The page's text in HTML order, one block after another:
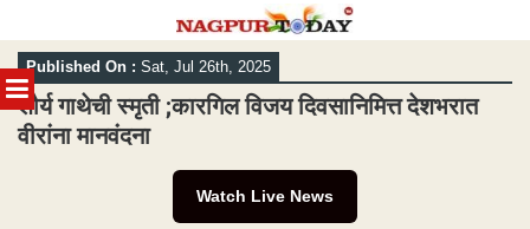
MENU
Skip
to
content
Published On : Sat, Jul 26th, 2025
शौर्य गाथेची स्मृती ;कारगिल विजय दिवसानिमित्त देशभरात
वीरांना मानवंदना
Watch Live News